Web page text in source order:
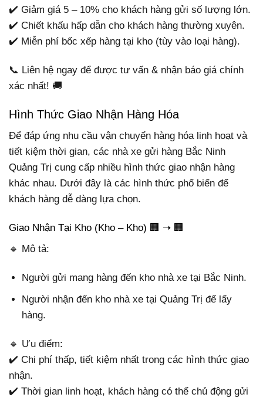
✔️ Giảm giá 5 – 10% cho khách hàng gửi số lượng lớn.
✔️ Chiết khấu hấp dẫn cho khách hàng thường xuyên.
✔️ Miễn phí bốc xếp hàng tại kho (tùy vào loại hàng).
📞 Liên hệ ngay để được tư vấn & nhận báo giá chính
xác nhất! 🚚
Hình Thức Giao Nhận Hàng Hóa
Để đáp ứng nhu cầu vận chuyển hàng hóa linh hoạt và
tiết kiệm thời gian, các nhà xe gửi hàng Bắc Ninh
Quảng Trị cung cấp nhiều hình thức giao nhận hàng
khác nhau. Dưới đây là các hình thức phổ biến để
khách hàng dễ dàng lựa chọn.
Giao Nhận Tại Kho (Kho – Kho) 🏢 ➝ 🏢
🔹 Mô tả:
Người gửi mang hàng đến kho nhà xe tại Bắc Ninh.
Người nhận đến kho nhà xe tại Quảng Trị để lấy
hàng.
🔹 Ưu điểm:
✔️ Chi phí thấp, tiết kiệm nhất trong các hình thức giao
nhận.
✔️ Thời gian linh hoạt, khách hàng có thể chủ động gửi